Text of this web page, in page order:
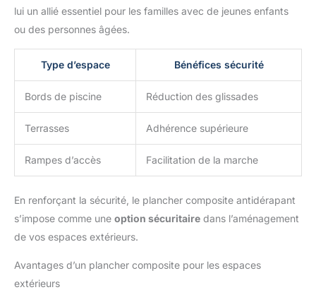
lui un allié essentiel pour les familles avec de jeunes enfants
ou des personnes âgées.
Type d’espace Bénéfices sécurité
Bords de piscine Réduction des glissades
Terrasses Adhérence supérieure
Rampes d’accès Facilitation de la marche
En renforçant la sécurité, le plancher composite antidérapant
s’impose comme une option sécuritaire dans l’aménagement
de vos espaces extérieurs.
Avantages d’un plancher composite pour les espaces
extérieurs